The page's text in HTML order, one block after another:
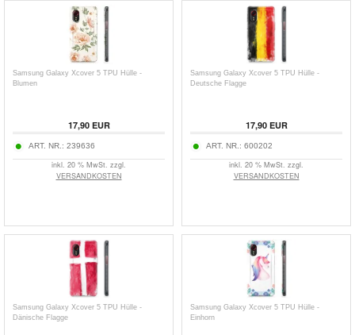
Samsung Galaxy Xcover 5 TPU Hülle -
Blumen
17,90EUR
ART. NR.: 239636
inkl. 20 % MwSt. zzgl.
VERSANDKOSTEN
Samsung Galaxy Xcover 5 TPU Hülle -
Deutsche Flagge
17,90EUR
ART. NR.: 600202
inkl. 20 % MwSt. zzgl.
VERSANDKOSTEN
Samsung Galaxy Xcover 5 TPU Hülle -
Dänische Flagge
Samsung Galaxy Xcover 5 TPU Hülle -
Einhorn